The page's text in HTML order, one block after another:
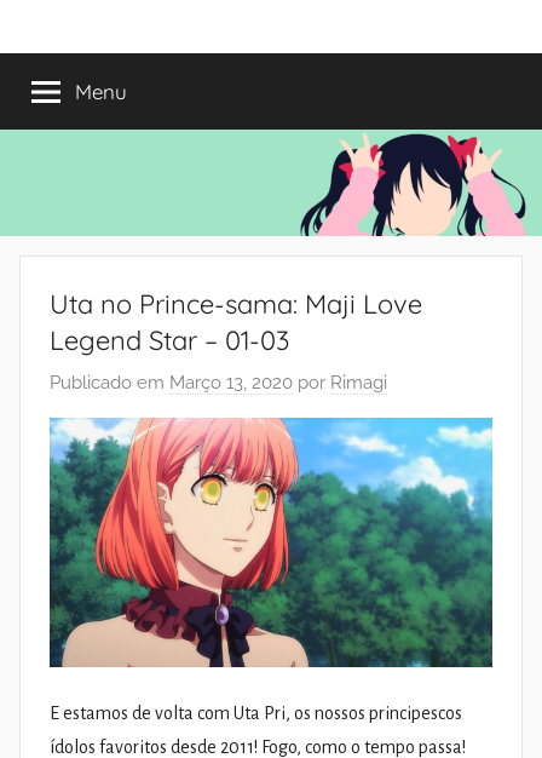
paraMundo
do
anos
a
romances
Menu
Uta no Prince-sama: Maji Love
Legend Star – 01-03
Publicado em Março 13, 2020 por Rimagi
E estamos de volta com Uta Pri, os nossos principescos
ídolos favoritos desde 2011! Fogo, como o tempo passa!